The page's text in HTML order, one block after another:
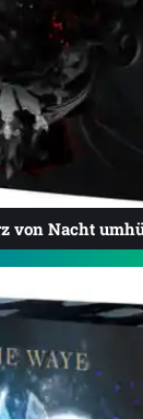
von Nacht